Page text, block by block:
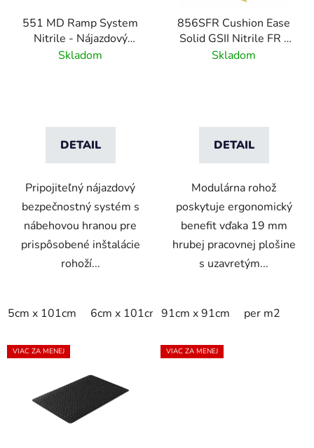
551 MD Ramp System
Nitrile - Nájazdový
systém pre priemyselné
Skladom
DETAIL
Pripojiteľný nájazdový
bezpečnostný systém s
nábehovou hranou pre
prispôsobené inštalácie
rohoží...
5cm x 101cm 6cm x 101cm
856SFR Cushion Ease
Solid GSII Nitrile FR -
Modulárna nitrilová
Skladom
DETAIL
Modulárna rohož
poskytuje ergonomický
benefit vďaka 19 mm
hrubej pracovnej plošine
s uzavretým...
91cm x 91cm per m2
VIAC ZA MENEJ VIAC ZA MENEJ